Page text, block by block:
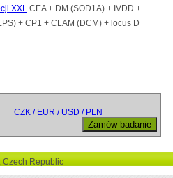
XXL CEA + DM (SOD1A) + IVDD +
+ CP1 + CLAM (DCM) + locus D
CZK / EUR / USD / PLN
Czech Republic